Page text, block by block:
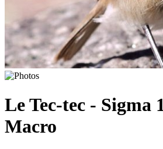
Le Tec-tec - Sigma
Macro